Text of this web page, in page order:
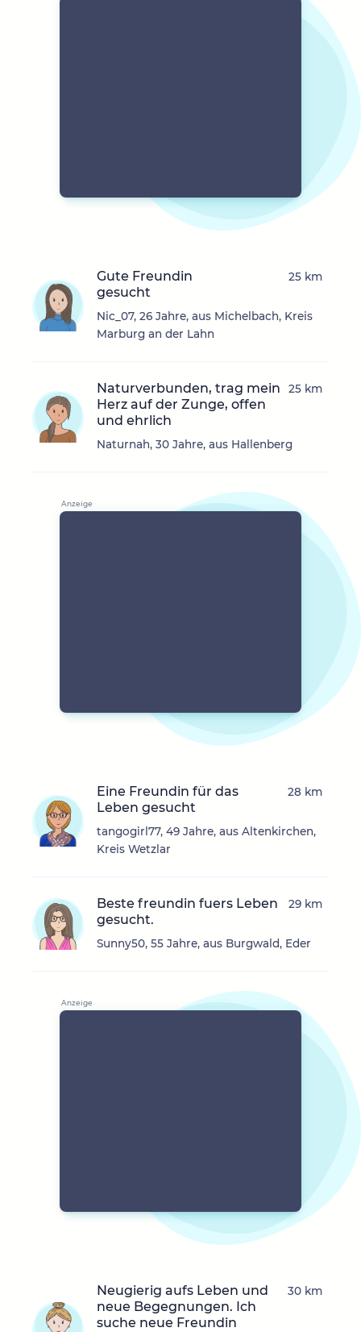
Gute Freundin
gesucht
Nic_07, 26 Jahre, aus Michelbach, Kreis
Marburg an der Lahn
25 km
Naturverbunden, trag mein
Herz auf der Zunge, offen
und ehrlich
Naturnah, 30 Jahre, aus Hallenberg
25 km
Eine Freundin für das
Leben gesucht
tangogirl77, 49 Jahre, aus Altenkirchen,
Kreis Wetzlar
28 km
Beste freundin fuers Leben
gesucht.
Sunny50, 55 Jahre, aus Burgwald, Eder
29 km
Neugierig aufs Leben und
neue Begegnungen. Ich
suche neue Freundin
30 km